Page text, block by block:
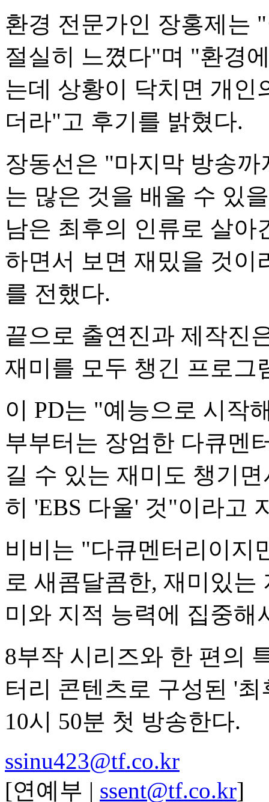
환경 전문가인 장홍제는
절실히 느꼈다"며 "환경
는데 상황이 닥치면 개인
더라"고 후기를 밝혔다.
장동선은 "마지막 방송
는 많은 것을 배울 수 있
남은 최후의 인류로 살
하면서 보면 재밌을 것이
를 전했다.
끝으로 출연진과 제작진
재미를 모두 챙긴 프로그
이 PD는 "예능으로 시작
부부터는 장엄한 다큐멘
길 수 있는 재미도 챙기
히 'EBS 다울' 것"이라고
비비는 "다큐멘터리이지
로 새콤달콤한, 재미있는
미와 지적 능력에 집중해
8부작 시리즈와 한 편의
터리 콘텐츠로 구성된 '
10시 50분 첫 방송한다.
ssinu423@tf.co.kr
[연예부 | ssent@tf.co.kr]